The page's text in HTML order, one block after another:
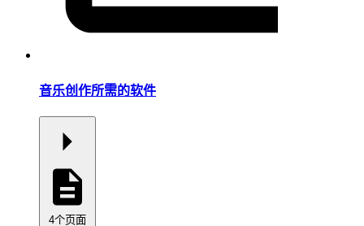
音乐创作所需的软件
4个页面